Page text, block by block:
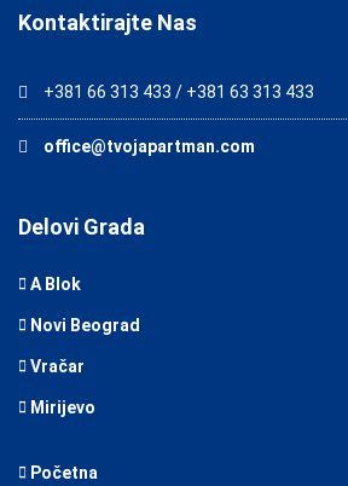
Kontaktirajte Nas
+381 66 313 433 / +381 63 313 433
office@tvojapartman.com
Delovi Grada
A Blok
Novi Beograd
Vračar
Mirijevo
Početna